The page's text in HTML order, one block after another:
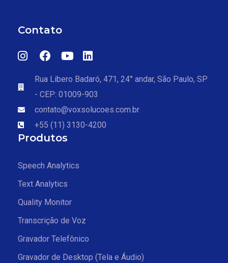
Contato
Rua Libero Badaró, 471, 24° andar, São Paulo, SP
- CEP: 01009-903
contato@voxsolucoes.com.br
+55 (11) 3130-4200
Produtos
Speech Analytics
Text Analytics
Quality Monitor
Transcrição de Voz
Gravador Telefônico
Gravador de Desktop (Tela e Áudio)